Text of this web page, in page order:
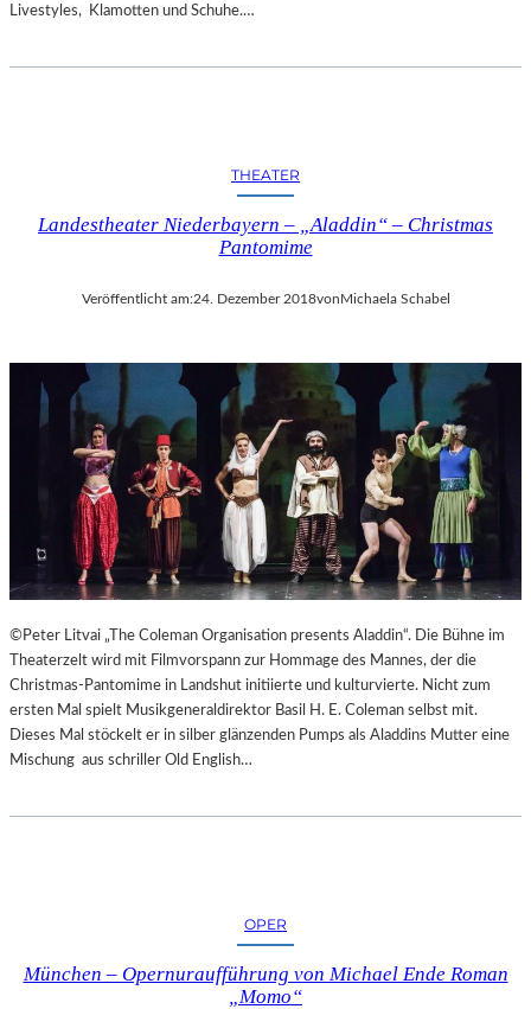
Livestyles, Klamotten und Schuhe.…
THEATER
Landestheater Niederbayern – „Aladdin“ – Christmas
Pantomime
Veröffentlicht am:24. Dezember 2018vonMichaela Schabel
©Peter Litvai „The Coleman Organisation presents Aladdin“. Die Bühne im
Theaterzelt wird mit Filmvorspann zur Hommage des Mannes, der die
Christmas-Pantomime in Landshut initiierte und kulturvierte. Nicht zum
ersten Mal spielt Musikgeneraldirektor Basil H. E. Coleman selbst mit.
Dieses Mal stöckelt er in silber glänzenden Pumps als Aladdins Mutter eine
Mischung aus schriller Old English…
OPER
München – Opernuraufführung von Michael Ende Roman
„Momo“